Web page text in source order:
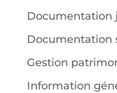
Documentation
Documentation
Gestion
Information